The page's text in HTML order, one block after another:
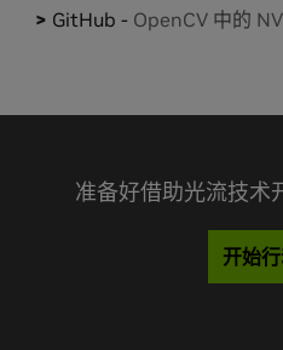
GitHub - OpenCV 中的
准备好借助光流技术
开始